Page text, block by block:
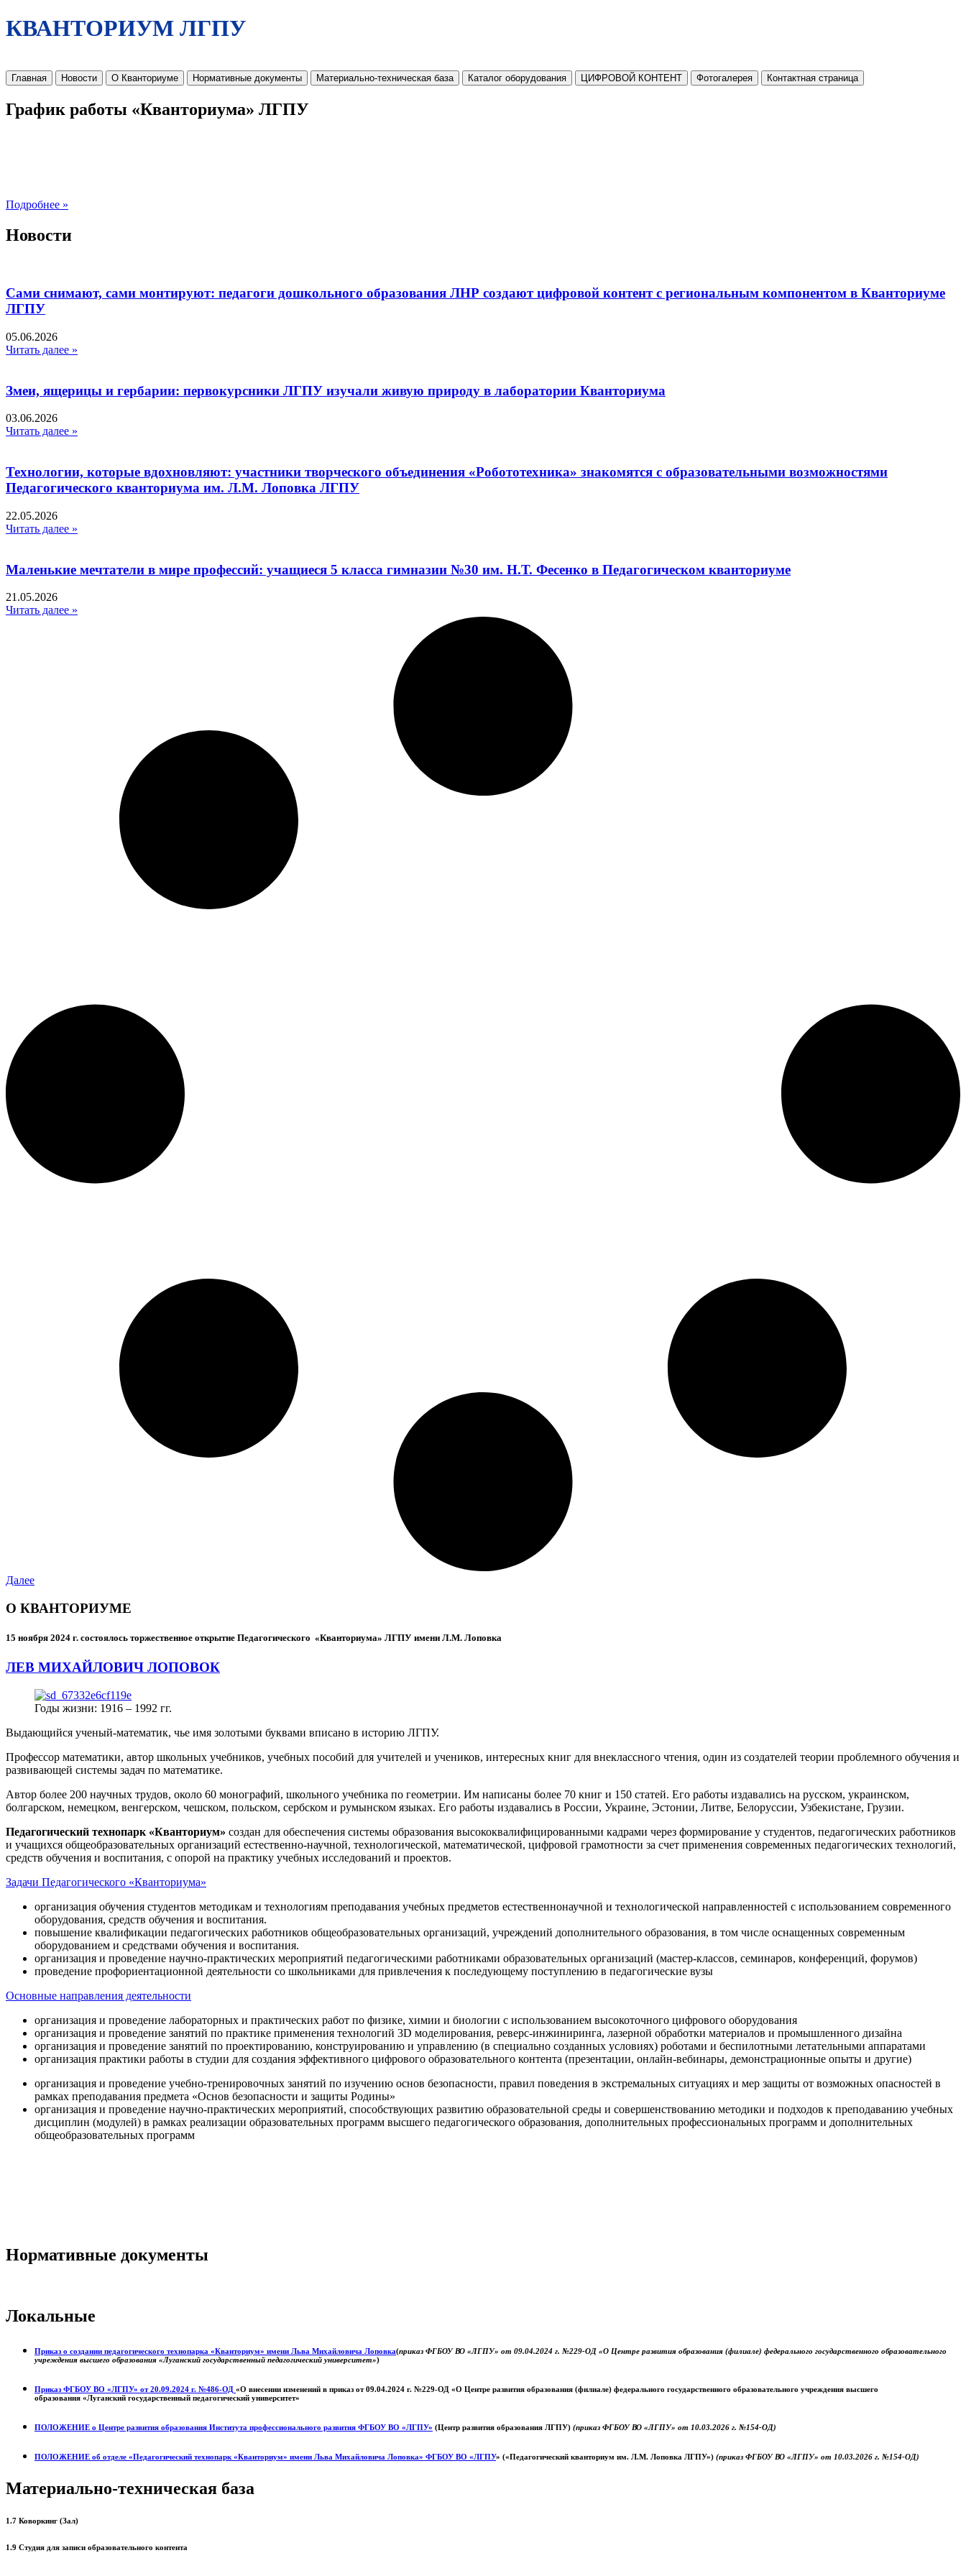
КВАНТОРИУМ ЛГПУ
Главная Новости О Кванториуме Нормативные документы Материально-техническая база Каталог оборудования ЦИФРОВОЙ КОНТЕНТ Фотогалерея Контактная страница
График работы «Кванториума» ЛГПУ
Подробнее »
Новости
Сами снимают, сами монтируют: педагоги дошкольного образования ЛНР создают цифровой контент с региональным компонентом в Кванториуме
ЛГПУ​
05.06.2026
Читать далее »
Змеи, ящерицы и гербарии: первокурсники ЛГПУ изучали живую природу в лаборатории Кванториума
03.06.2026
Читать далее »
Технологии, которые вдохновляют: участники творческого объединения «Робототехника» знакомятся с образовательными возможностями
Педагогического кванториума им. Л.М. Лоповка ЛГПУ
22.05.2026
Читать далее »
Маленькие мечтатели в мире профессий: учащиеся 5 класса гимназии №30 им. Н.Т. Фесенко в Педагогическом кванториуме
21.05.2026
Читать далее »
Далее
О КВАНТОРИУМЕ
15 ноября 2024 г. состоялось торжественное открытие Педагогического «Кванториума» ЛГПУ имени Л.М. Лоповка
ЛЕВ МИХАЙЛОВИЧ ЛОПОВОК
Годы жизни: 1916 – 1992 гг.
Выдающийся ученый-математик, чье имя золотыми буквами вписано в историю ЛГПУ.
Профессор математики, автор школьных учебников, учебных пособий для учителей и учеников, интересных книг для внеклассного чтения, один из создателей теории проблемного обучения и
развивающей системы задач по математике.
Автор более 200 научных трудов, около 60 монографий, школьного учебника по геометрии. Им написаны более 70 книг и 150 статей. Его работы издавались на русском, украинском,
болгарском, немецком, венгерском, чешском, польском, сербском и румынском языках. Его работы издавались в России, Украине, Эстонии, Литве, Белоруссии, Узбекистане, Грузии.
Педагогический технопарк «Кванториум» создан для обеспечения системы образования высококвалифицированными кадрами через формирование у студентов, педагогических работников
и учащихся общеобразовательных организаций естественно-научной, технологической, математической, цифровой грамотности за счет применения современных педагогических технологий,
средств обучения и воспитания, с опорой на практику учебных исследований и проектов.
Задачи Педагогического «Кванториума»
организация обучения студентов методикам и технологиям преподавания учебных предметов естественнонаучной и технологической направленностей с использованием современного
оборудования, средств обучения и воспитания.
повышение квалификации педагогических работников общеобразовательных организаций, учреждений дополнительного образования, в том числе оснащенных современным
оборудованием и средствами обучения и воспитания.
организация и проведение научно-практических мероприятий педагогическими работниками образовательных организаций (мастер-классов, семинаров, конференций, форумов)
проведение профориентационной деятельности со школьниками для привлечения к последующему поступлению в педагогические вузы
Основные направления деятельности
организация и проведение лабораторных и практических работ по физике, химии и биологии с использованием высокоточного цифрового оборудования
организация и проведение занятий по практике применения технологий 3D моделирования, реверс-инжиниринга, лазерной обработки материалов и промышленного дизайна
организация и проведение занятий по проектированию, конструированию и управлению (в специально созданных условиях) роботами и беспилотными летательными аппаратами
организация практики работы в студии для создания эффективного цифрового образовательного контента (презентации, онлайн-вебинары, демонстрационные опыты и другие)
организация и проведение учебно-тренировочных занятий по изучению основ безопасности, правил поведения в экстремальных ситуациях и мер защиты от возможных опасностей в
рамках преподавания предмета «Основ безопасности и защиты Родины»
организация и проведение научно-практических мероприятий, способствующих развитию образовательной среды и совершенствованию методики и подходов к преподаванию учебных
дисциплин (модулей) в рамках реализации образовательных программ высшего педагогического образования, дополнительных профессиональных программ и дополнительных
общеобразовательных программ
Нормативные документы
Локальные
Приказ о создании педагогического технопарка «Кванториум» имени Льва Михайловича Лоповка(приказ ФГБОУ ВО «ЛГПУ» от 09.04.2024 г. №229-ОД «О Центре развития образования (филиале) федерального государственного образовательного
учреждения высшего образования «Луганский государственный педагогический университет»)
Приказ ФГБОУ ВО «ЛГПУ» от 20.09.2024 г. №486-ОД «О внесении изменений в приказ от 09.04.2024 г. №229-ОД «О Центре развития образования (филиале) федерального государственного образовательного учреждения высшего
образования «Луганский государственный педагогический университет»
ПОЛОЖЕНИЕ о Центре развития образования Института профессионального развития ФГБОУ ВО «ЛГПУ» (Центр развития образования ЛГПУ) (приказ ФГБОУ ВО «ЛГПУ» от 10.03.2026 г. №154-ОД)
ПОЛОЖЕНИЕ об отделе «Педагогический технопарк «Кванториум» имени Льва Михайловича Лоповка» ФГБОУ ВО «ЛГПУ» («Педагогический кванториум им. Л.М. Лоповка ЛГПУ») (приказ ФГБОУ ВО «ЛГПУ» от 10.03.2026 г. №154-ОД)
Материально-техническая база
1.7 Коворкинг (Зал)
1.9 Студия для записи образовательного контента